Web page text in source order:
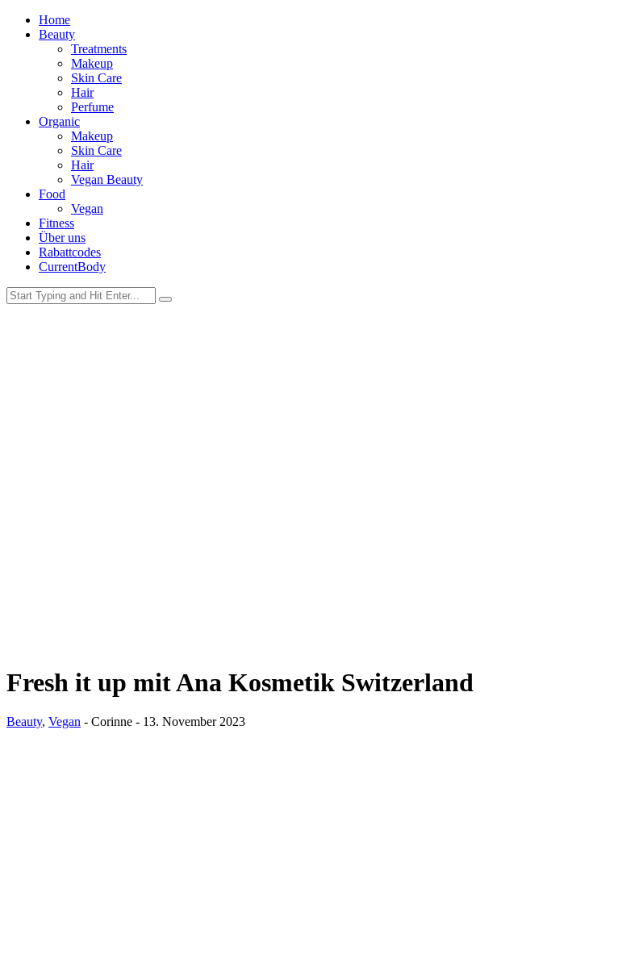
Home
Beauty
Treatments
Makeup
Skin Care
Hair
Perfume
Organic
Makeup
Skin Care
Hair
Vegan Beauty
Food
Vegan
Fitness
Über uns
Rabattcodes
CurrentBody
Fresh it up mit Ana Kosmetik Switzerland
Beauty, Vegan - Corinne - 13. November 2023